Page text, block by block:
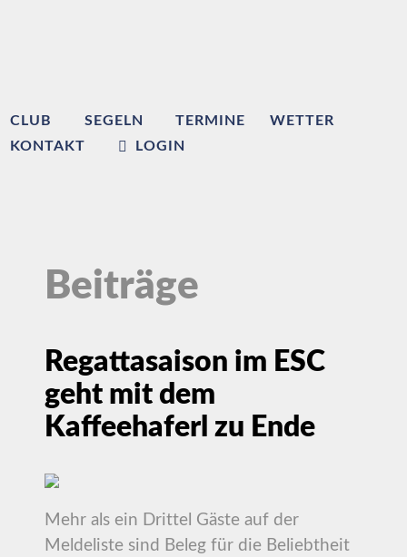
CLUB SEGELN TERMINE
WETTER
KONTAKT
LOGIN
Beiträge
Regattasaison im ESC
geht mit dem
Kaffeehaferl zu Ende
Mehr als ein Drittel Gäste auf der
Meldeliste sind Beleg für die Beliebtheit